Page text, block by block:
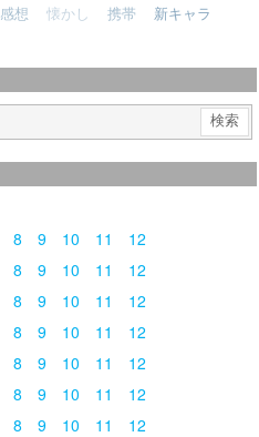
感想 懐かし 携帯
新キャラ
8 9 10 11
12
8 9 10 11
12
8 9 10 11
12
8 9 10 11
12
8 9 10 11
12
8 9 10 11
12
8 9 10 11
12